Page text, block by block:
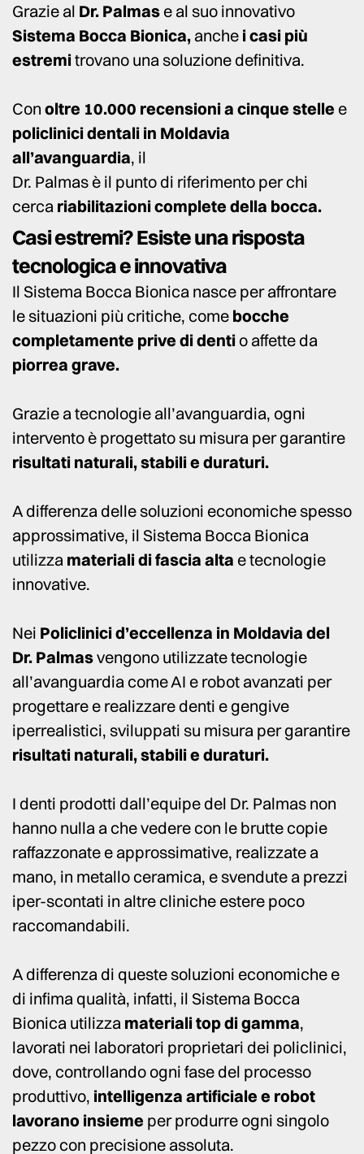
Grazie al Dr. Palmase al suo innovativo
Sistema Bocca Bionica, anche i casi più
estremi trovano una soluzione definitiva.
Con oltre 10.000 recensioni a cinque stelle e
policlinici dentali in Moldavia
all’avanguardia, il
Dr. Palmas è il punto di riferimento per chi
cerca riabilitazioni complete della bocca.
Casi estremi? Esiste una risposta
tecnologica e innovativa
Il Sistema Bocca Bionica nasce per affrontare
le situazioni più critiche, come bocche
completamente prive di denti o affette da
piorrea grave.
Grazie a tecnologie all’avanguardia, ogni
intervento è progettato su misura per garantire
risultati naturali, stabili e duraturi.
A differenza delle soluzioni economiche spesso
approssimative, il Sistema Bocca Bionica
utilizza materiali di fascia alta e tecnologie
innovative.
Nei Policlinici d’eccellenza in Moldavia del
Dr. Palmasvengono utilizzate tecnologie
all’avanguardia come AI e robot avanzati per
progettare e realizzare denti e gengive
iperrealistici, sviluppati su misura per garantire
risultati naturali, stabili e duraturi.
I denti prodotti dall’equipe del Dr. Palmas non
hanno nulla a che vedere con le brutte copie
raffazzonate e approssimative, realizzate a
mano, in metallo ceramica, e svendute a prezzi
iper-scontati in altre cliniche estere poco
raccomandabili.
A differenza di queste soluzioni economiche e
di infima qualità, infatti, il Sistema Bocca
Bionica utilizza materiali top di gamma,
lavorati nei laboratori proprietari dei policlinici,
dove, controllando ogni fase del processo
produttivo, intelligenza artificiale e robot
lavorano insieme per produrre ogni singolo
pezzo con precisione assoluta.